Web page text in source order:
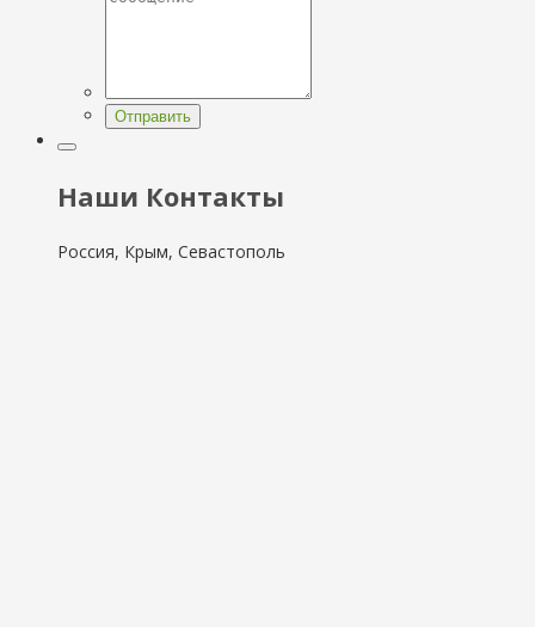
Отправить
Наши Контакты
Россия, Крым, Севастополь